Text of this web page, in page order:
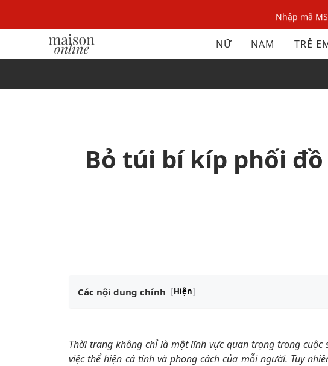
Nhập mã
Nhập mã:
Nhập mã
NỮ NAM TRẺ
Bỏ túi bí kíp phối
Các nội dung chính [Hiện]
Thời trang không chỉ là một lĩnh vực quan trọng trong
việc thể hiện cá tính và phong cách của mỗi người. Tuy